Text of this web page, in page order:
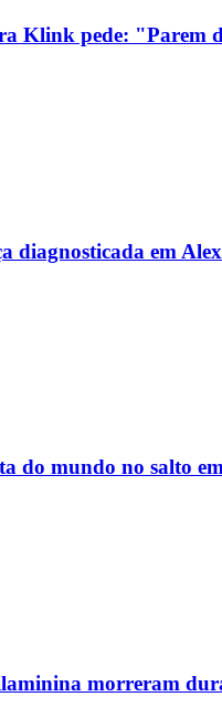
Klink pede: "Parem
diagnosticada em
do mundo no salto
morreram